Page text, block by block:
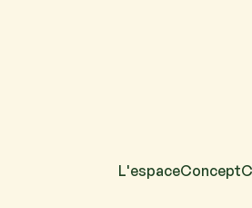
L'espaceConcept